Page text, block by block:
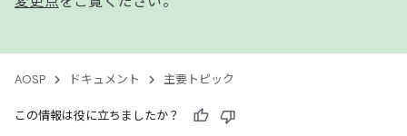
AOSP ドキュメント 主要トピック
この情報は役に立ちましたか？